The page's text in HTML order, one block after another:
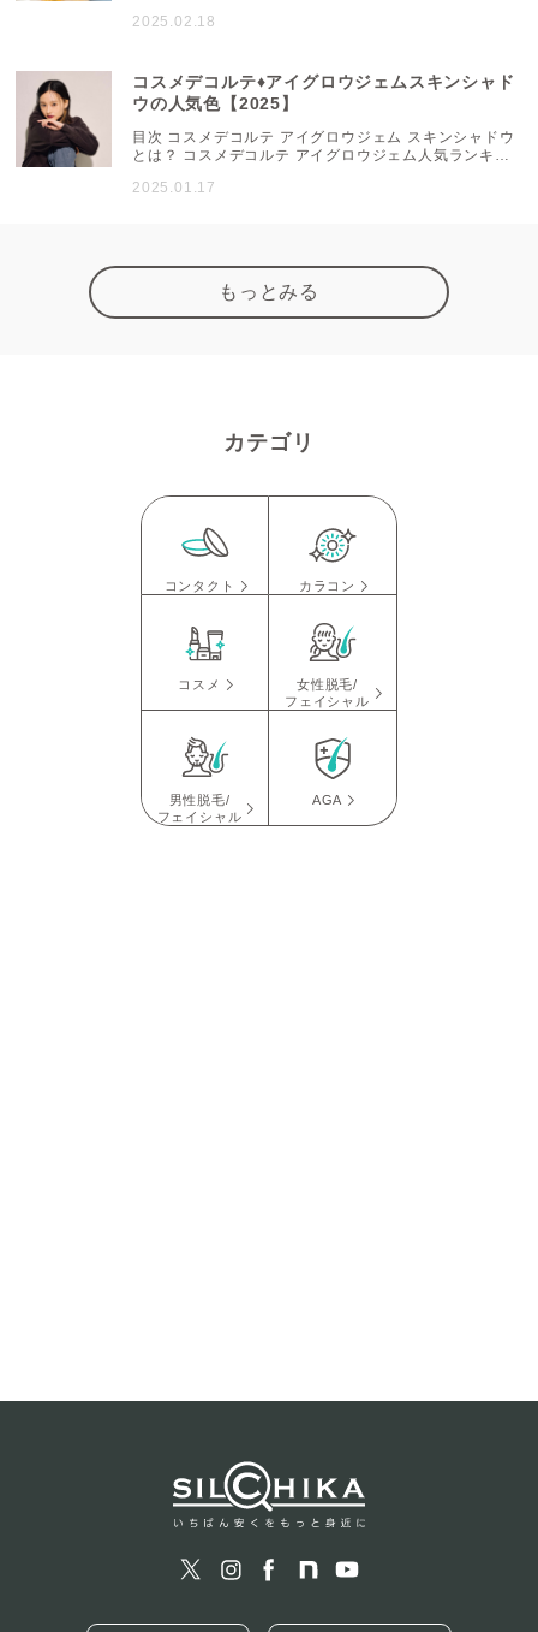
色】 【標準色～ピンク系】 【ピンク系】 NARS ライト
相性の良い下地 「崩れにくい！」ライトリフレクティン
2025.02.18
コスメデコルテ♦アイグロウジェムスキンシャド
ウの人気色【2025】
目次 コスメデコルテ アイグロウジェム スキンシャドウ
とは？ コスメデコルテ アイグロウジェム人気ランキン
イグロウジェム スキンシャドウとは？ 独自の新技術
富な30色のカラーバリエーションが揃い、濡れ感を楽し
めるパールたっぷりの「Dewy Glow」と、陰影やう...
2025.01.17
もっとみる
カテゴリ
コンタクト カラコン
コスメ
女性脱毛/
フェイシャル
男性脱毛/
フェイシャル
AGA